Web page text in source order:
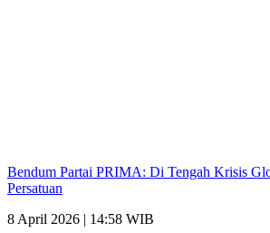
Bendum Partai PRIMA: Di Tengah Krisis
Persatuan
8 April 2026 | 14:58 WIB